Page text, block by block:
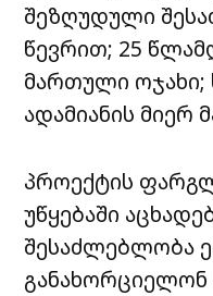
შეზღუდული
წევრით; 25
მართული ოჯახი;
ადამიანის მიერ
პროექტის
უწყებაში
შესაძლებლობა
განახორციელონ